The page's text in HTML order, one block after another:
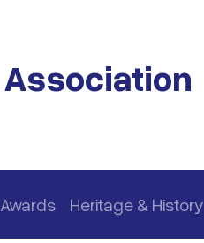
Heritage & History